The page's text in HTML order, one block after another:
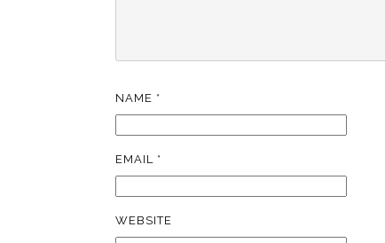
NAME *
EMAIL *
WEBSITE